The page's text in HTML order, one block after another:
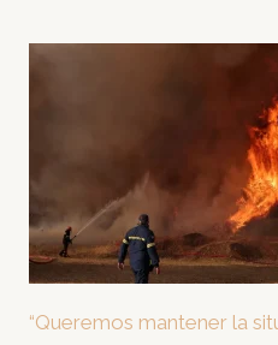
“Queremos mantener la